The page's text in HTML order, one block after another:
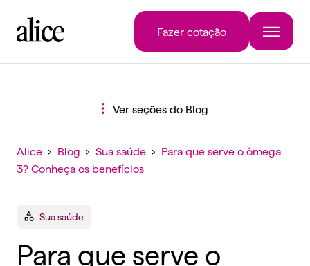
Fazer cotação
Ver seções do Blog
Alice › Blog › Sua saúde › Para que serve o ômega
3? Conheça os benefícios
Sua saúde
Para que serve o